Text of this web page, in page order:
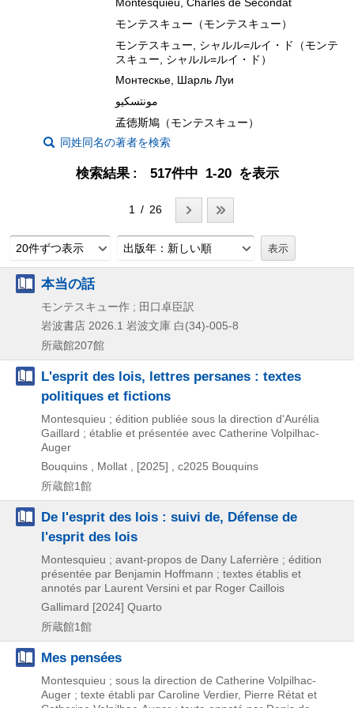
モンテスキュー（モンテスキュー）
モンテスキュー, シャルル=ルイ・ド（モンテ
スキュー, シャルル=ルイ・ド）
Монтескье, Шарль Луи
مونتسكيو
孟徳斯鳩（モンテスキュー）
同姓同名の著者を検索
検索結果 517件中 1-20 を表示
1 / 26
20件ずつ表示 出版年：新しい順
本当の話
モンテスキュー作 ; 田口卓臣訳
岩波書店 2026.1 岩波文庫 白(34)-005-8
所蔵館207館
L'esprit des lois, lettres persanes : textes
politiques et fictions
Montesquieu ; édition publiée sous la direction d'Aurélia
Gaillard ; établie et présentée avec Catherine Volpilhac-
Auger
Bouquins , Mollat , [2025] , c2025 Bouquins
所蔵館1館
De l'esprit des lois : suivi de, Défense de
l'esprit des lois
Montesquieu ; avant-propos de Dany Laferrière ; édition
présentée par Benjamin Hoffmann ; textes établis et
annotés par Laurent Versini et par Roger Caillois
Gallimard [2024] Quarto
所蔵館1館
Mes pensées
Montesquieu ; sous la direction de Catherine Volpilhac-
Auger ; texte établi par Caroline Verdier, Pierre Rétat et